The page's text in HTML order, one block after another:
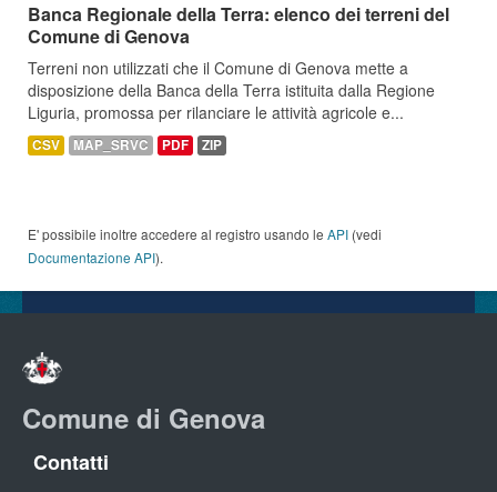
Banca Regionale della Terra: elenco dei terreni del
Comune di Genova
Terreni non utilizzati che il Comune di Genova mette a
disposizione della Banca della Terra istituita dalla Regione
Liguria, promossa per rilanciare le attività agricole e...
CSV MAP_SRVC PDF ZIP
E' possibile inoltre accedere al registro usando le API (vedi
Documentazione API).
Comune di Genova
Contatti